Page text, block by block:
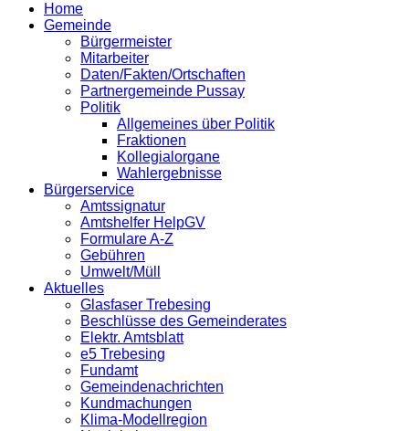
Home
Gemeinde
Bürgermeister
Mitarbeiter
Daten/Fakten/Ortschaften
Partnergemeinde Pussay
Politik
Allgemeines über Politik
Fraktionen
Kollegialorgane
Wahlergebnisse
Bürgerservice
Amtssignatur
Amtshelfer HelpGV
Formulare A-Z
Gebühren
Umwelt/Müll
Aktuelles
Glasfaser Trebesing
Beschlüsse des Gemeinderates
Elektr. Amtsblatt
e5 Trebesing
Fundamt
Gemeindenachrichten
Kundmachungen
Klima-Modellregion